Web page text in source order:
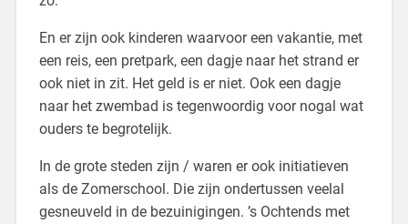
En er zijn ook kinderen waarvoor een vakantie, met
een reis, een pretpark, een dagje naar het strand er
ook niet in zit. Het geld is er niet. Ook een dagje
naar het zwembad is tegenwoordig voor nogal wat
ouders te begrotelijk.
In de grote steden zijn / waren er ook initiatieven
als de Zomerschool. Die zijn ondertussen veelal
gesneuveld in de bezuinigingen. ’s Ochtends met